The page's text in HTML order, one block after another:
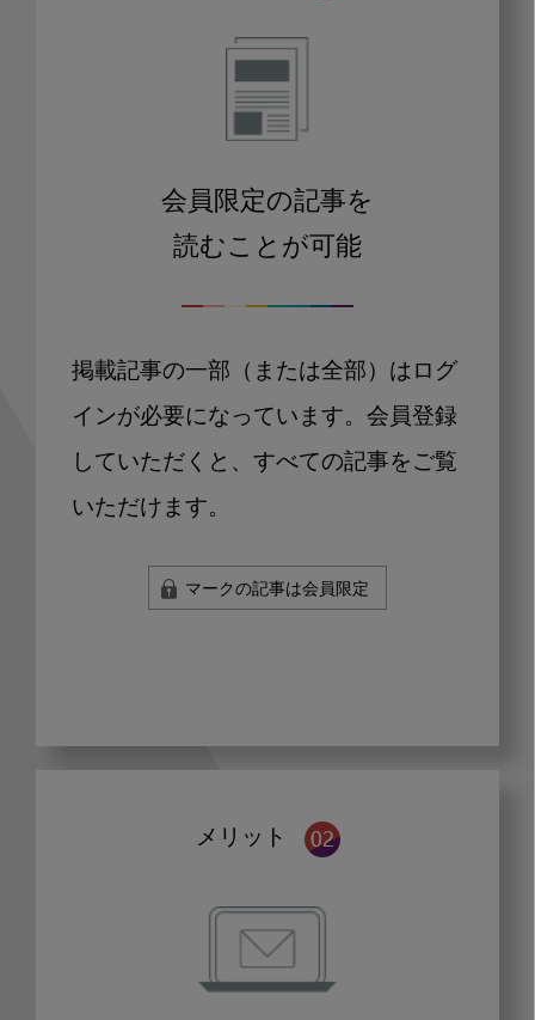
会員限定の記事を
読むことが可能
掲載記事の一部（または全部）はログ
インが必要になっています。会員登録
していただくと、すべての記事をご覧
いただけます。
マークの記事は会員限定
メリット